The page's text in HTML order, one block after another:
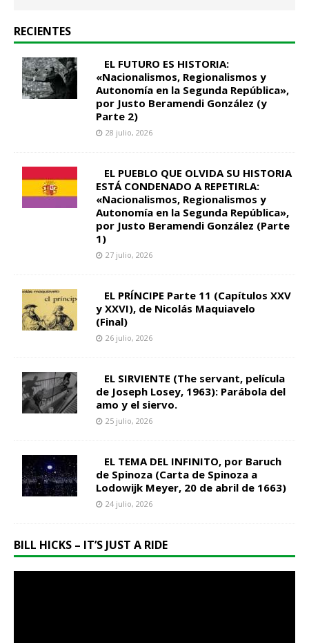
RECIENTES
EL FUTURO ES HISTORIA:
«Nacionalismos, Regionalismos y
Autonomía en la Segunda República»,
por Justo Beramendi González (y
Parte 2)
28 julio, 2026
EL PUEBLO QUE OLVIDA SU HISTORIA
ESTÁ CONDENADO A REPETIRLA:
«Nacionalismos, Regionalismos y
Autonomía en la Segunda República»,
por Justo Beramendi González (Parte
1)
27 julio, 2026
EL PRÍNCIPE Parte 11 (Capítulos XXV
y XXVI), de Nicolás Maquiavelo
(Final)
26 julio, 2026
EL SIRVIENTE (The servant, película
de Joseph Losey, 1963): Parábola del
amo y el siervo.
25 julio, 2026
EL TEMA DEL INFINITO, por Baruch
de Spinoza (Carta de Spinoza a
Lodowijk Meyer, 20 de abril de 1663)
24 julio, 2026
BILL HICKS – IT’S JUST A RIDE